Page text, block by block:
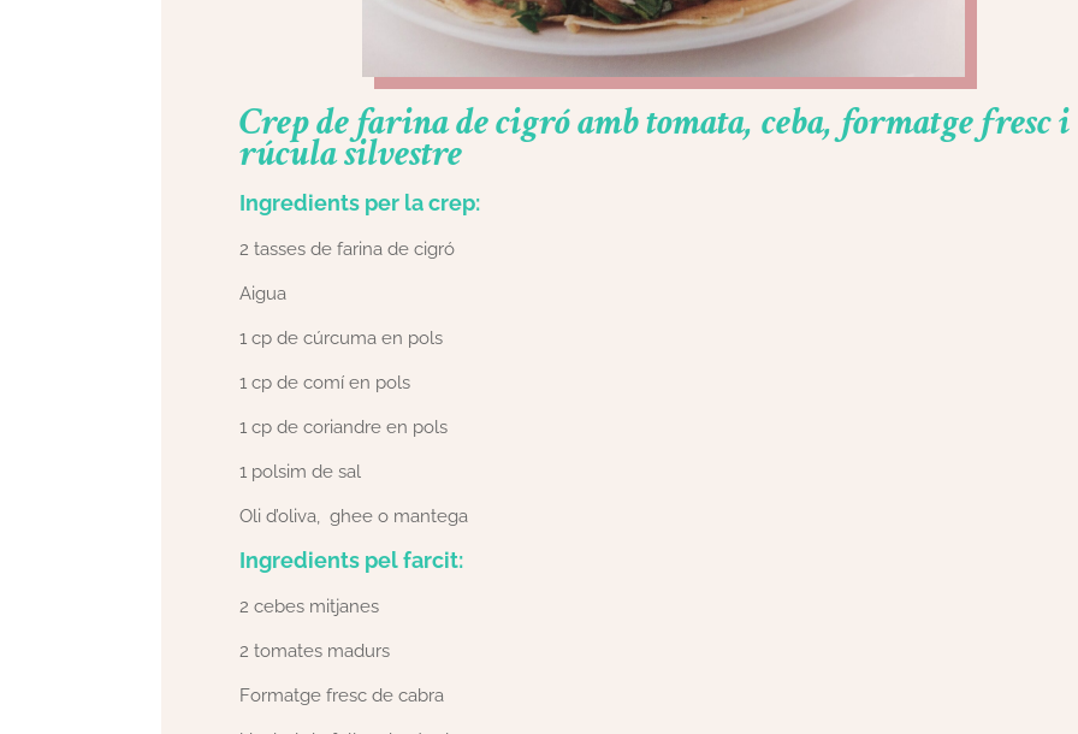
Crep de farina de cigró amb tomata, ceba, formatge fresc i
rúcula silvestre
Ingredients per la crep:
2 tasses de farina de cigró
Aigua
1 cp de cúrcuma en pols
1 cp de comí en pols
1 cp de coriandre en pols
1 polsim de sal
Oli d’oliva, ghee o mantega
Ingredients pel farcit:
2 cebes mitjanes
2 tomates madurs
Formatge fresc de cabra